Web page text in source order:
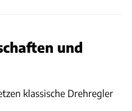
und
klassische Drehregler